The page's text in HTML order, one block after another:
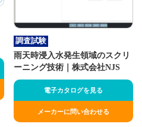
調査試験
雨天時浸入水発生領域のスクリ
ーニング技術｜株式会社NJS
電子カタログを見る
メーカーに問い合わせる